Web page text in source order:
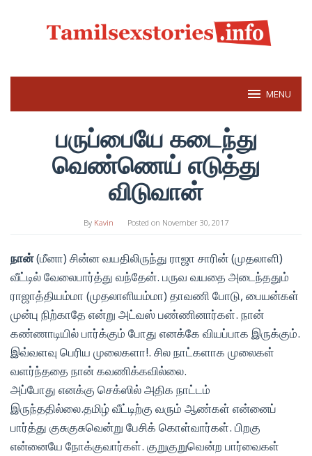
MENU
பருப்பையே கடைந்து
வெண்ணெய் எடுத்து
விடுவான்
By Kavin Posted on November 30, 2017
நான்(மீனா) சின்ன வயதிலிருந்து ராஜா சாரின் (முதலாளி)
வீட்டில் வேலைபார்த்து வந்தேன். பருவ வயதை அடைந்ததும்
ராஜாத்தியம்மா (முதலாளியம்மா) தாவணி போடு, பையன்கள்
முன்பு நிற்காதே என்று அட்வஸ் பண்ணினார்கள். நான்
கண்ணாடியில்பார்க்கும் போது எனக்கே வியப்பாக இருக்கும்.
இவ்வளவு பெரிய முலைகளா!. சில நாட்களாக முலைகள்
வளர்ந்ததை நான் கவணிக்கவில்லை.
அப்போது எனக்கு செக்ஸில் அதிக நாட்டம்
இருந்ததில்லை.தமிழ் வீட்டிற்கு வரும் ஆண்கள் என்னைப்
பார்த்து குசுகுசுவென்று பேசிக் கொள்வார்கள். பிறகு
என்னையே நோக்குவார்கள். குறுகுறுவென்ற பார்வைகள்